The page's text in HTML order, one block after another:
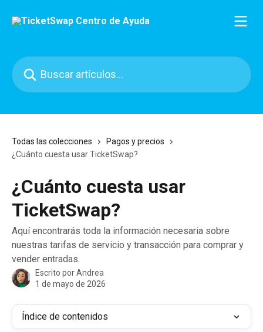
Buscar artículos...
Todas las colecciones
Pagos y precios
¿Cuánto cuesta usar TicketSwap?
¿Cuánto cuesta usar
TicketSwap?
Aquí encontrarás toda la información necesaria sobre
nuestras tarifas de servicio y transacción para comprar y
vender entradas.
Escrito porAndrea
1 de mayo de 2026
Índice de contenidos